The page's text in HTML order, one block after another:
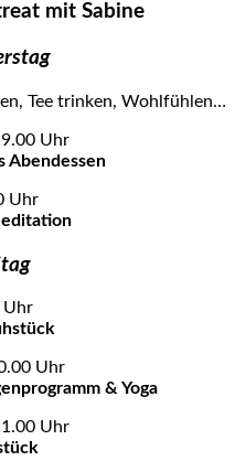
mit Sabine
Tee trinken, Wohlfühlen…
Uhr
Abendessen
Uhr
Uhr
Uhr
& Yoga
Uhr